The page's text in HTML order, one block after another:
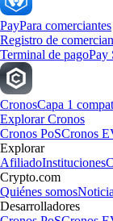
PayPara comerciantes
Registro de
Terminal de pagoPay
CronosCapa 1
Explorar Cronos
Cronos PoSCronos
Explorar
AfiliadoInstituciones
Crypto.com
Quiénes somos
Desarrolladores